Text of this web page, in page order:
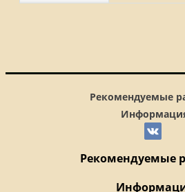
Рекомендуемые
Рекомендуемые